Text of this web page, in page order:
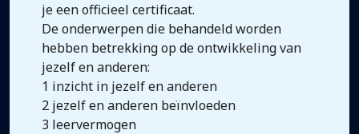
je een officieel certificaat.
De onderwerpen die behandeld worden
hebben betrekking op de ontwikkeling van
jezelf en anderen:
1 inzicht in jezelf en anderen
2 jezelf en anderen beïnvloeden
3 leervermogen